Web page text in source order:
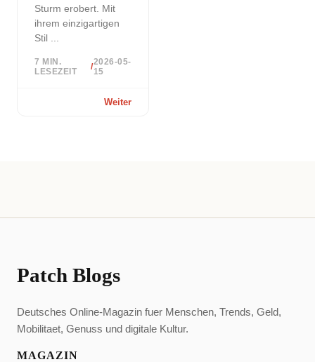
Sturm erobert. Mit
ihrem einzigartigen
Stil ...
7 MIN.
LESEZEIT
/2026-05-
15
Weiter
Patch Blogs
Deutsches Online-Magazin fuer Menschen, Trends, Geld,
Mobilitaet, Genuss und digitale Kultur.
MAGAZIN